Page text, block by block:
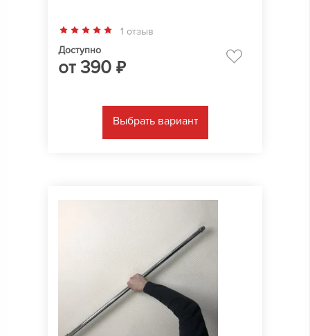
1 отзыв
Доступно
от390 ₽
Выбрать вариант